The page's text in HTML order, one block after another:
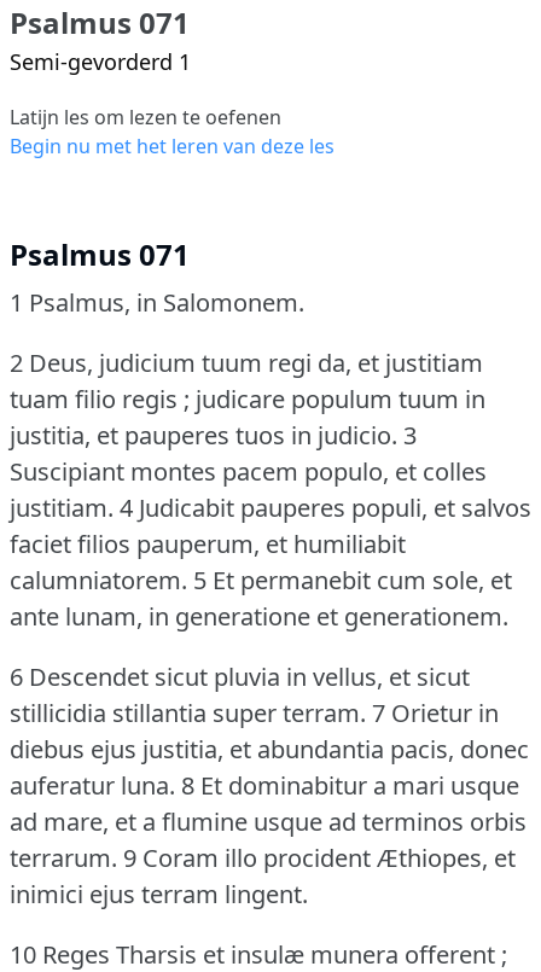
Psalmus 071
Semi-gevorderd 1
Latijn les om lezen te oefenen
Begin nu met het leren van deze les
Psalmus 071
1 Psalmus, in Salomonem.
2 Deus, judicium tuum regi da, et justitiam
tuam filio regis ; judicare populum tuum in
justitia, et pauperes tuos in judicio. 3
Suscipiant montes pacem populo, et colles
justitiam. 4 Judicabit pauperes populi, et salvos
faciet filios pauperum, et humiliabit
calumniatorem. 5 Et permanebit cum sole, et
ante lunam, in generatione et generationem.
6 Descendet sicut pluvia in vellus, et sicut
stillicidia stillantia super terram. 7 Orietur in
diebus ejus justitia, et abundantia pacis, donec
auferatur luna. 8 Et dominabitur a mari usque
ad mare, et a flumine usque ad terminos orbis
terrarum. 9 Coram illo procident Æthiopes, et
inimici ejus terram lingent.
10 Reges Tharsis et insulæ munera offerent ;